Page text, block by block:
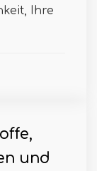
Ihre
und